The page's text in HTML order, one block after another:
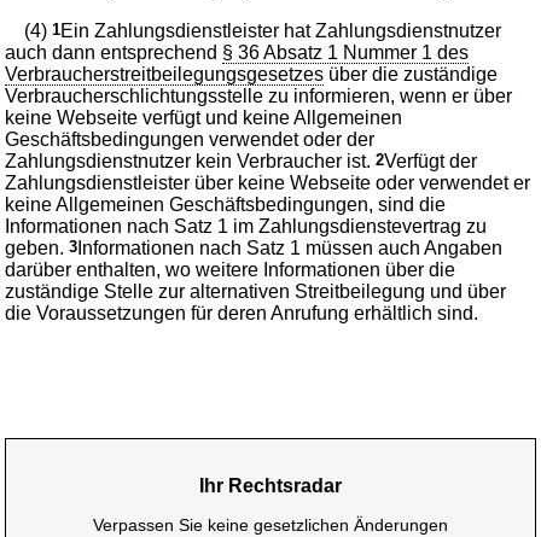
(4)1Ein Zahlungsdienstleister hat Zahlungsdienstnutzer
auch dann entsprechend § 36 Absatz 1 Nummer 1 des
Verbraucherstreitbeilegungsgesetzes über die zuständige
Verbraucherschlichtungsstelle zu informieren, wenn er über
keine Webseite verfügt und keine Allgemeinen
Geschäftsbedingungen verwendet oder der
Zahlungsdienstnutzer kein Verbraucher ist.2Verfügt der
Zahlungsdienstleister über keine Webseite oder verwendet er
keine Allgemeinen Geschäftsbedingungen, sind die
Informationen nach Satz 1 im Zahlungsdienstevertrag zu
geben.3 Informationen nach Satz 1 müssen auch Angaben
darüber enthalten, wo weitere Informationen über die
zuständige Stelle zur alternativen Streitbeilegung und über
die Voraussetzungen für deren Anrufung erhältlich sind.
Ihr Rechtsradar
Verpassen Sie keine gesetzlichen Änderungen